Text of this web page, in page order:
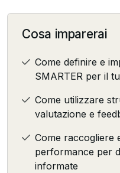
Cosa imparerai
Come definire e
SMARTER per il
Come utilizzare
valutazione e
Come raccogliere
performance per
informate